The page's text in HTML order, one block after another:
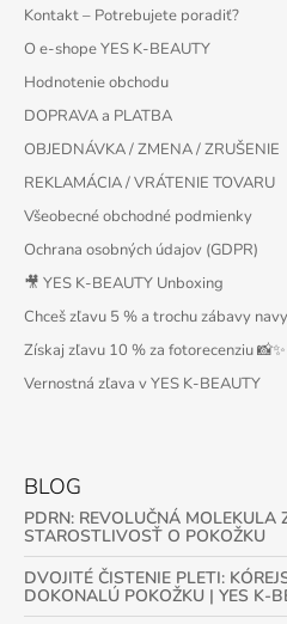
Kontakt – Potrebujete poradiť?
O e-shope YES K-BEAUTY
Hodnotenie obchodu
DOPRAVA a PLATBA
OBJEDNÁVKA / ZMENA / ZRUŠENIE
REKLAMÁCIA / VRÁTENIE TOVARU
Všeobecné obchodné podmienky
Ochrana osobných údajov (GDPR)
🎥 YES K-BEAUTY Unboxing
Chceš zľavu 5 % a trochu zábavy
Získaj zľavu 10 % za fotorecenziu 📸✨
Vernostná zľava v YES K-BEAUTY
BLOG
PDRN: REVOLUČNÁ MOLEKULA
STAROSTLIVOSŤ O POKOŽKU
DVOJITÉ ČISTENIE PLETI:
DOKONALÚ POKOŽKU | YES K-